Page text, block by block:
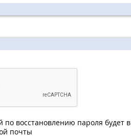
по восстановлению пароля будет
почты